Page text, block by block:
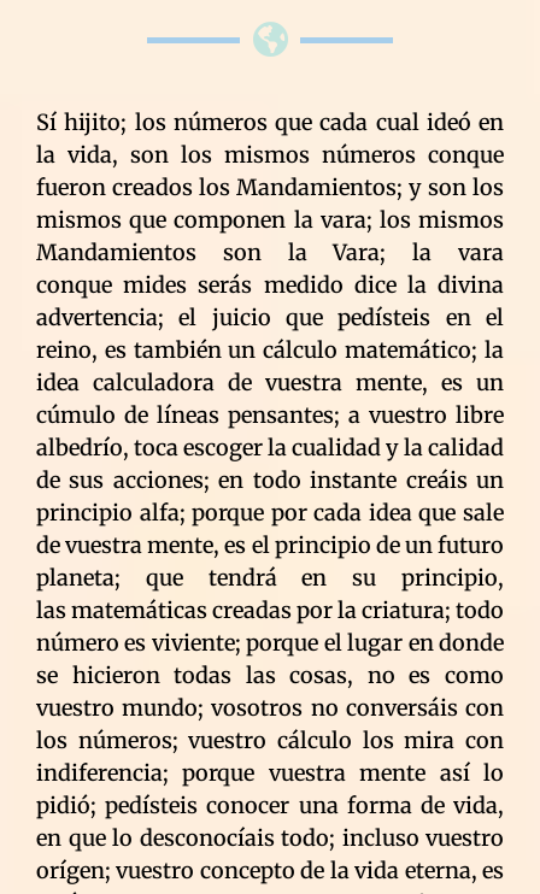
Sí hijito; los números que cada cual ideó en
la vida, son los mismos números conque
fueron creados los Mandamientos; y son los
mismos que componen la vara; los mismos
Mandamientos son la Vara; la vara
conque mides serás medido dice la divina
advertencia; el juicio que pedísteis en el
reino, es también un cálculo matemático; la
idea calculadora de vuestra mente, es un
cúmulo de líneas pensantes; a vuestro libre
albedrío, toca escoger la cualidad y la calidad
de sus acciones; en todo instante creáis un
principio alfa; porque por cada idea que sale
de vuestra mente, es el principio de un futuro
planeta; que tendrá en su principio,
las matemáticas creadas por la criatura; todo
número es viviente; porque el lugar en donde
se hicieron todas las cosas, no es como
vuestro mundo; vosotros no conversáis con
los números; vuestro cálculo los mira con
indiferencia; porque vuestra mente así lo
pidió; pedísteis conocer una forma de vida,
en que lo desconocíais todo; incluso vuestro
orígen; vuestro concepto de la vida eterna, es